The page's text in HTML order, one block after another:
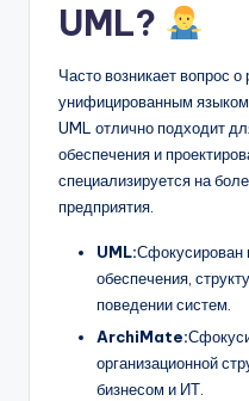
UML?
Часто возникает вопрос
унифицированным
UML отлично подходит
обеспечения и
специализируется на
предприятия.
UML:Сфокусирован
обеспечения,
поведении систем.
ArchiMate:
организационной
бизнесом и ИТ.